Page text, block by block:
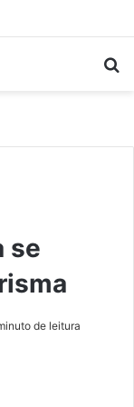
se
de leitura